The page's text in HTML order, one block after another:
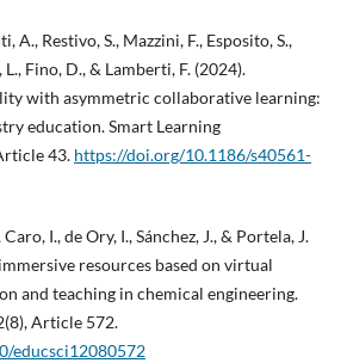
A., Restivo, S., Mazzini, F., Esposito, S.,
Fino, D., & Lamberti, F. (2024).
with asymmetric collaborative learning:
education. Smart Learning
43. https://doi.org/10.1186/s40561-
I., de Ory, I., Sánchez, J., & Portela, J.
resources based on virtual
and teaching in chemical engineering.
Article 572.
educsci12080572